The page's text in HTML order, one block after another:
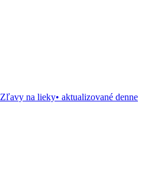
Zľavy na lieky• aktualizované denne